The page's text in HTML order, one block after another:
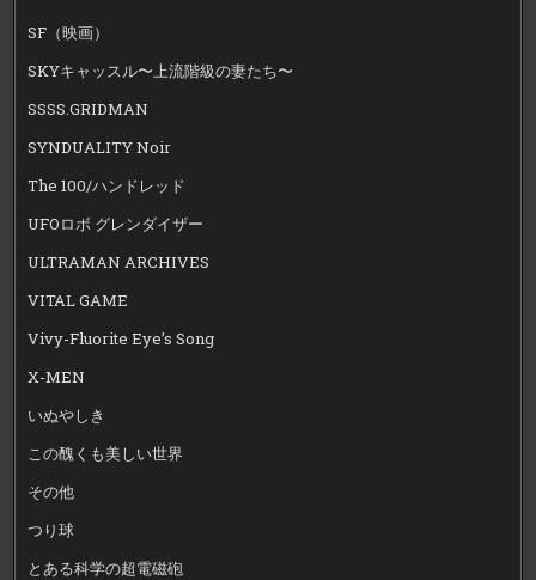
SF（映画）
SKYキャッスル〜上流階級の妻たち〜
SSSS.GRIDMAN
SYNDUALITY Noir
The 100/ハンドレッド
UFOロボ グレンダイザー
ULTRAMAN ARCHIVES
VITAL GAME
Vivy-Fluorite Eye’s Song
X-MEN
いぬやしき
この醜くも美しい世界
その他
つり球
とある科学の超電磁砲